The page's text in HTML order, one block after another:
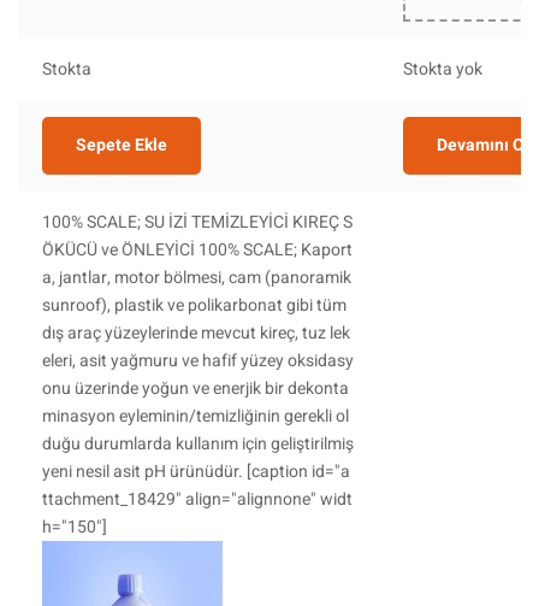
Stokta Stokta yok
Sepete Ekle Devamını
100% SCALE; SU İZİ TEMİZLEYİCİ KIREÇ S
ÖKÜCÜ ve ÖNLEYİCİ 100% SCALE; Kaport
a, jantlar, motor bölmesi, cam (panoramik
sunroof), plastik ve polikarbonat gibi tüm
dış araç yüzeylerinde mevcut kireç, tuz lek
eleri, asit yağmuru ve hafif yüzey oksidasy
onu üzerinde yoğun ve enerjik bir dekonta
minasyon eyleminin/temizliğinin gerekli ol
duğu durumlarda kullanım için geliştirilmiş
yeni nesil asit pH ürünüdür. [caption id="a
ttachment_18429" align="alignnone" widt
h="150"]